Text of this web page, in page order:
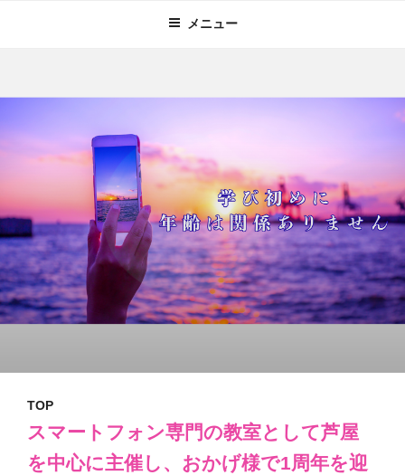
メニュー
TOP
スマートフォン専門の教室として芦屋
を中心に主催し、おかげ様で1周年を迎